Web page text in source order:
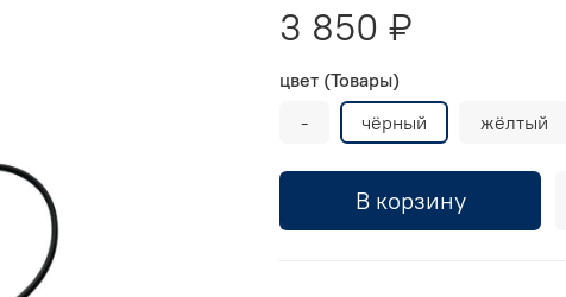
3 850 ₽
цвет (Товары)
-
чёрный жёлтый
В корзину